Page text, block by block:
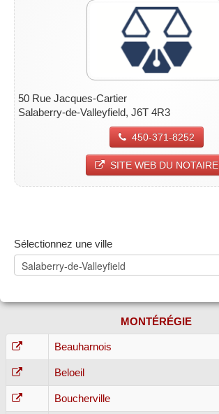
50 Rue Jacques-Cartier
Salaberry-de-Valleyfield, J6T 4R3
450-371-8252
SITE WEB DU NOTAIRE
Sélectionnez une ville
MONTÉRÉGIE
Beauharnois
Beloeil
Boucherville